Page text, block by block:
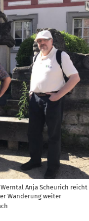
Anja Scheurich reicht
Wanderung weiter